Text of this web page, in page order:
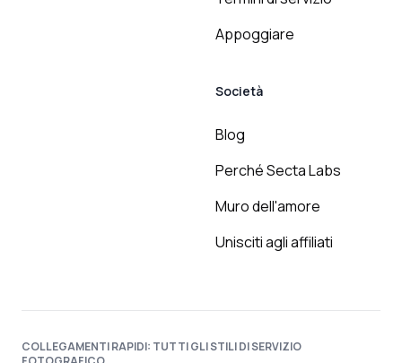
Appoggiare
Società
Blog
Perché Secta Labs
Muro dell'amore
Unisciti agli affiliati
COLLEGAMENTI RAPIDI: TUTTI GLI STILI DI SERVIZIO